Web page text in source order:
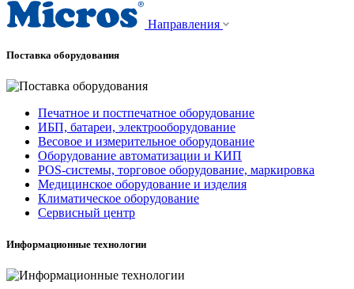
Направления
Поставка оборудования
Печатное и постпечатное оборудование
ИБП, батареи, электрооборудование
Весовое и измерительное оборудование
Оборудование автоматизации и КИП
POS-системы, торговое оборудование, маркировка
Медицинское оборудование и изделия
Климатическое оборудование
Сервисный центр
Информационные технологии